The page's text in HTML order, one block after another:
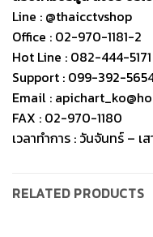
Line : @thaicctvshop
Office : 02-970-1181-2
Hot Line : 082-444-5171
Support : 099-392-
Email :
FAX : 02-970-1180
เวลาทำการ : วันจันทร์ – เ
RELATED PRODUCTS